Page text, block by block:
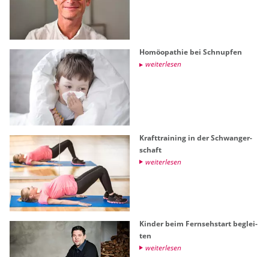
Ho­möo­pa­thie bei Schnup­fen
wei­ter­le­sen
Kraft­trai­ning in der Schwan­ger­
schaft
wei­ter­le­sen
Kin­der beim Fern­seh­start be­glei­
ten
wei­ter­le­sen